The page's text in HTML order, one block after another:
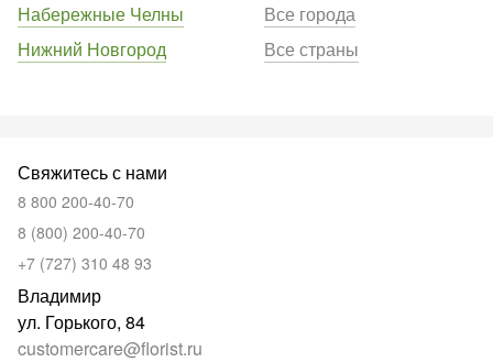
Набережные Челны
Нижний Новгород
Все города
Все страны
Свяжитесь с нами
8 800 200-40-70
8 (800) 200-40-70
+7 (727) 310 48 93
Владимир
ул. Горького, 84
customercare@florist.ru